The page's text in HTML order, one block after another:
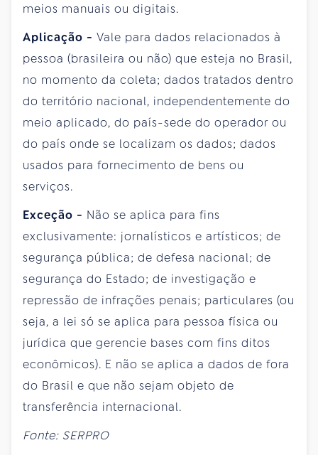
meios manuais ou digitais.
Aplicação - Vale para dados relacionados à
pessoa (brasileira ou não) que esteja no Brasil,
no momento da coleta; dados tratados dentro
do território nacional, independentemente do
meio aplicado, do país-sede do operador ou
do país onde se localizam os dados; dados
usados para fornecimento de bens ou
serviços.
Exceção - Não se aplica para fins
exclusivamente: jornalísticos e artísticos; de
segurança pública; de defesa nacional; de
segurança do Estado; de investigação e
repressão de infrações penais; particulares (ou
seja, a lei só se aplica para pessoa física ou
jurídica que gerencie bases com fins ditos
econômicos). E não se aplica a dados de fora
do Brasil e que não sejam objeto de
transferência internacional.
Fonte: SERPRO